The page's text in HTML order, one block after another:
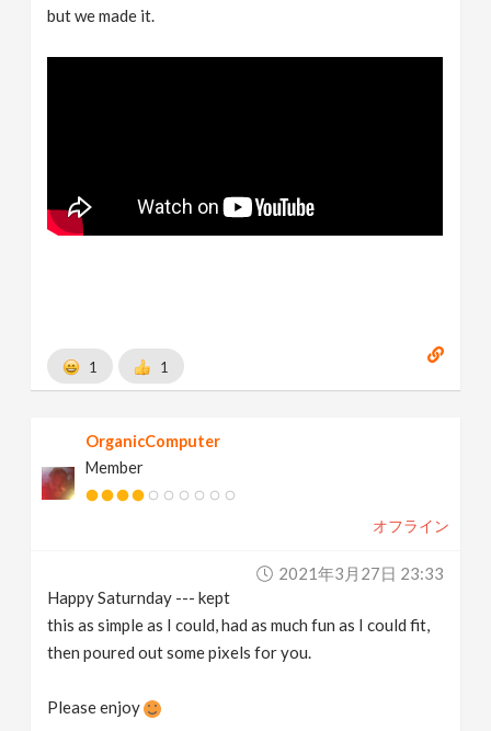
but we made it.
1 1
OrganicComputer
Member
オフライン
2021年3月27日 23:33
Happy Saturnday --- kept
this as simple as I could, had as much fun as I could fit,
then poured out some pixels for you.
Please enjoy